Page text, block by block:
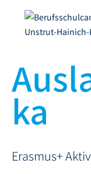
ka
Erasmus+